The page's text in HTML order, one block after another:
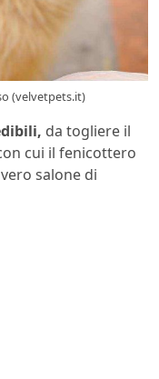
(velvetpets.it)
da togliere il
cui il fenicottero
salone di